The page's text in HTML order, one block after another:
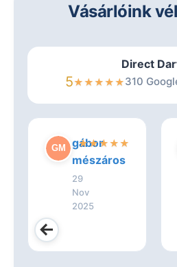
Vásárlóink
Direct
5★★★★★310
gábor
mészáros
29
Nov
2025
★★★★★